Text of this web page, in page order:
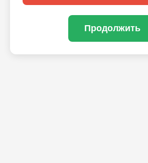
Продолжить